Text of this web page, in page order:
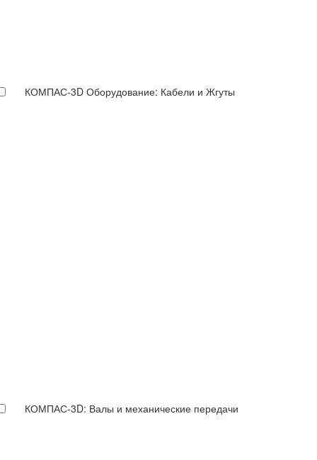
КОМПАС-3D Оборудование: Кабели и Жгуты
КОМПАС-3D: Валы и механические передачи